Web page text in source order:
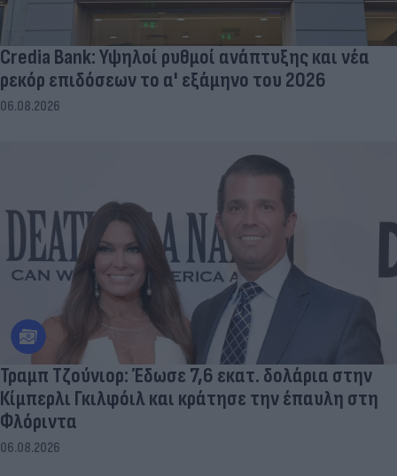
Credia Bank: Υψηλοί ρυθμοί ανάπτυξης και νέα
ρεκόρ επιδόσεων το α' εξάμηνο του 2026
06.08.2026
Τραμπ Τζούνιορ: Έδωσε 7,6 εκατ. δολάρια στην
Κίμπερλι Γκιλφόιλ και κράτησε την έπαυλη στη
Φλόριντα
06.08.2026